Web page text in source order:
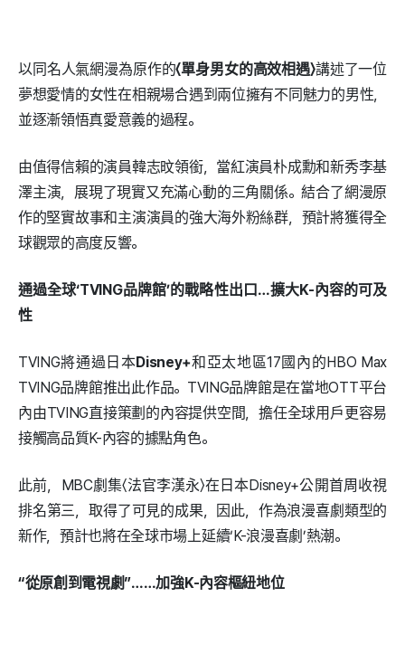
以同名人氣網漫為原作的〈單身男女的高效相遇〉講述了一位
夢想愛情的女性在相親場合遇到兩位擁有不同魅力的男性，
並逐漸領悟真愛意義的過程。
由值得信賴的演員韓志旼領銜，當紅演員朴成勳和新秀李基
澤主演，展現了現實又充滿心動的三角關係。結合了網漫原
作的堅實故事和主演演員的強大海外粉絲群，預計將獲得全
球觀眾的高度反響。
通過全球‘TVING品牌館’的戰略性出口…擴大K-內容的可及
性
TVING將通過日本Disney+和亞太地區17國內的HBO Max
TVING品牌館推出此作品。TVING品牌館是在當地OTT平台
內由TVING直接策劃的內容提供空間，擔任全球用戶更容易
接觸高品質K-內容的據點角色。
此前，MBC劇集〈法官李漢永〉在日本Disney+公開首周收視
排名第三，取得了可見的成果，因此，作為浪漫喜劇類型的
新作，預計也將在全球市場上延續‘K-浪漫喜劇’熱潮。
“從原創到電視劇”……加強K-內容樞紐地位